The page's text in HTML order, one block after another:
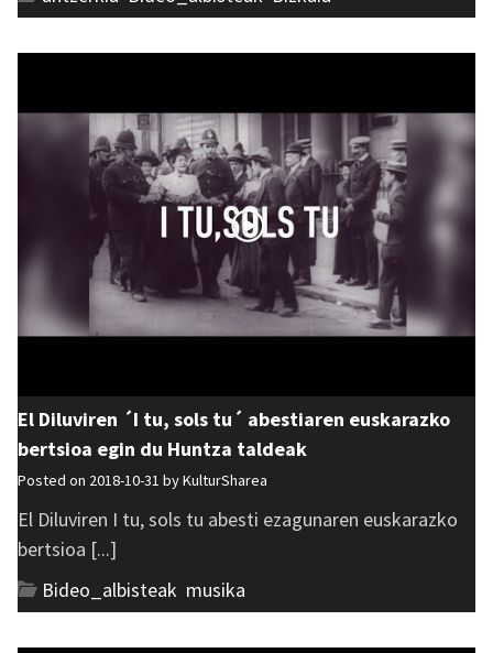
El Diluviren ´I tu, sols tu´ abestiaren euskarazko
bertsioa egin du Huntza taldeak
Posted on 2018-10-31 byKulturSharea
El Diluviren I tu, sols tu abesti ezagunaren euskarazko
bertsioa [...]
Bideo_albisteak musika